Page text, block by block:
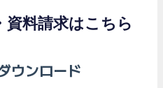
料請求はこちら